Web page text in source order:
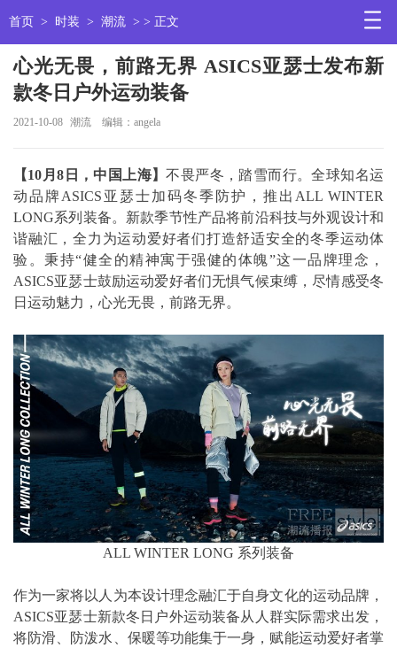
首页 > 时装 > 潮流 > > 正文
心光无畏，前路无界 ASICS亚瑟士发布新
款冬日户外运动装备
2021-10-08 潮流 编辑：angela
【10月8日，中国上海】不畏严冬，踏雪而行。全球知名运
动品牌ASICS亚瑟士加码冬季防护，推出ALL WINTER
LONG系列装备。新款季节性产品将前沿科技与外观设计和
谐融汇，全力为运动爱好者们打造舒适安全的冬季运动体
验。秉持“健全的精神寓于强健的体魄”这一品牌理念，
ASICS亚瑟士鼓励运动爱好者们无惧气候束缚，尽情感受冬
日运动魅力，心光无畏，前路无界。
ALL WINTER LONG 系列装备
作为一家将以人为本设计理念融汇于自身文化的运动品牌，
ASICS亚瑟士新款冬日户外运动装备从人群实际需求出发，
将防滑、防泼水、保暖等功能集于一身，赋能运动爱好者掌